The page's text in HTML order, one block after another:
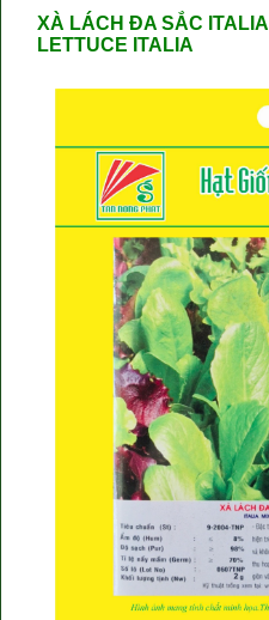
XÀ LÁCH ĐA SẮC ITALIA
LETTUCE ITALIA